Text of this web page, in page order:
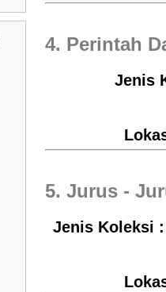
4. Perintah
Jenis
5. Jurus -
Jenis Koleksi